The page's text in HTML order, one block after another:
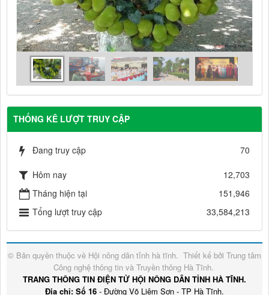
THỐNG KÊ LƯỢT TRUY CẬP
Đang truy cập 70
Hôm nay
12,703
Tháng hiện tại
151,946
Tổng lượt truy cập
33,584,213
© Bản quyền thuộc về Hội nông dân tỉnh hà tĩnh. Thiết kế bởi Trung tâm
Công nghệ thông tin và Truyền thông Hà Tĩnh.
TRANG THÔNG TIN ĐIỆN TỬ HỘI NÔNG DÂN TỈNH HÀ TĨNH.
Địa chỉ: Số 16 - Đường Võ Liêm Sơn - TP Hà Tĩnh.